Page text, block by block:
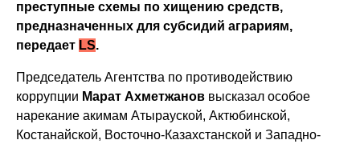
преступные схемы по хищению средств,
предназначенных для субсидий аграриям,
передает LS.
Председатель Агентства по противодействию
коррупции Марат Ахметжанов высказал особое
нарекание акимам Атырауской, Актюбинской,
Костанайской, Восточно-Казахстанской и Западно-